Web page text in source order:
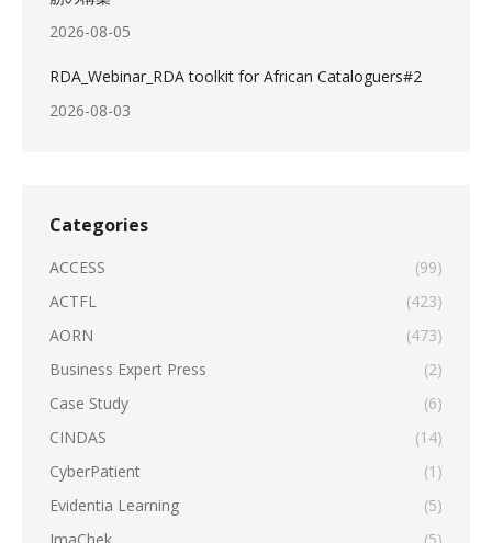
2026-08-05
RDA_Webinar_RDA toolkit for African Cataloguers#2
2026-08-03
Categories
ACCESS
(99)
ACTFL
(423)
AORN
(473)
Business Expert Press
(2)
Case Study
(6)
CINDAS
(14)
CyberPatient
(1)
Evidentia Learning
(5)